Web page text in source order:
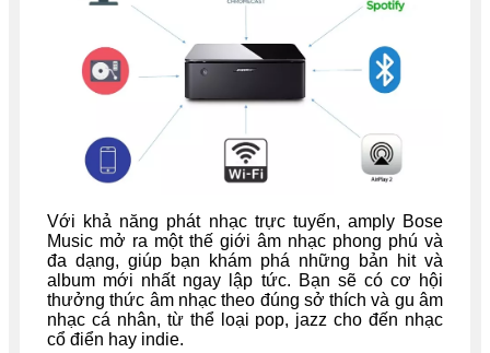
Với khả năng phát nhạc trực tuyến, amply Bose
Music mở ra một thế giới âm nhạc phong phú và
đa dạng, giúp bạn khám phá những bản hit và
album mới nhất ngay lập tức. Bạn sẽ có cơ hội
thưởng thức âm nhạc theo đúng sở thích và gu âm
nhạc cá nhân, từ thể loại pop, jazz cho đến nhạc
cổ điển hay indie.